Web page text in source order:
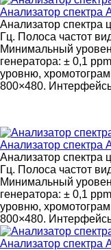
Анализатор спектра
Анализатор спектра
Гц. Полоса частот
Минимальный
генератора: ± 0,1
уровню,
800×480.
Анализатор спектра
Анализатор спектра
Гц. Полоса частот
Минимальный
генератора: ± 0,1
уровню,
800×480.
Анализатор спектра